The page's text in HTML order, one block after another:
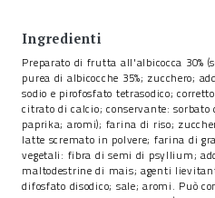
Ingredienti
Preparato di frutta all'albicocca 30%
purea di albicocche 35%; zucchero;
sodio e pirofosfato tetrasodico;
citrato di calcio; conservante:
paprika; aromi); farina di riso;
latte scremato in polvere; farina di
vegetali: fibra di semi di psyllium;
maltodestrine di mais; agenti
difosfato disodico; sale; aromi. Può